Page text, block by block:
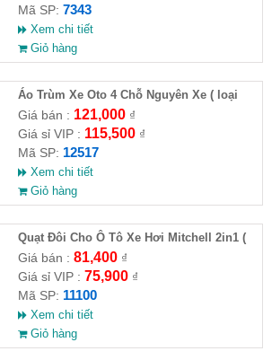
Mã SP: 7343
Xem chi tiết
Giỏ hàng
Áo Trùm Xe Oto 4 Chỗ Nguyên Xe ( loại
lớn )( HĐ )
Giá bán : 121,000₫
Giá sỉ VIP : 115,500₫
Mã SP: 12517
Xem chi tiết
Giỏ hàng
Quạt Đôi Cho Ô Tô Xe Hơi Mitchell 2in1 (
HĐ )
Giá bán : 81,400₫
Giá sỉ VIP : 75,900₫
Mã SP: 11100
Xem chi tiết
Giỏ hàng